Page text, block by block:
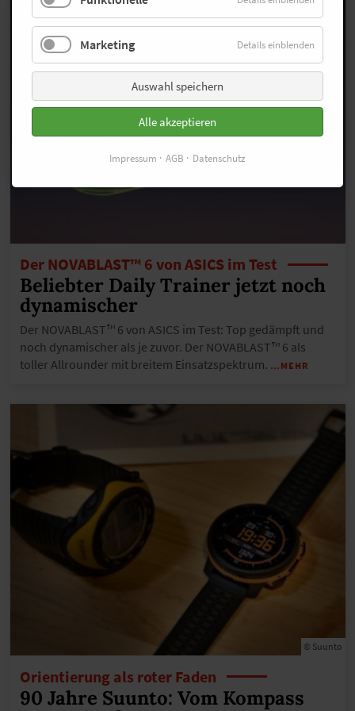
Der NOVABLAST™ 6 von ASICS im Test
Beliebter Daily Trainer jetzt noch
dynamischer
Der NOVABLAST™ 6 von ASICS im Test: Top gedämpft und
noch dynamischer als je zuvor. Der NOVABLAST™ 6 als
toller Allrounder mit breitem Einsatzspektrum. …MEHR
© Suunto
Orientierung als roter Faden
90 Jahre Suunto: Vom Kompass
Marketing Details einblenden
Auswahl speichern
Alle akzeptieren
Impressum AGB Datenschutz